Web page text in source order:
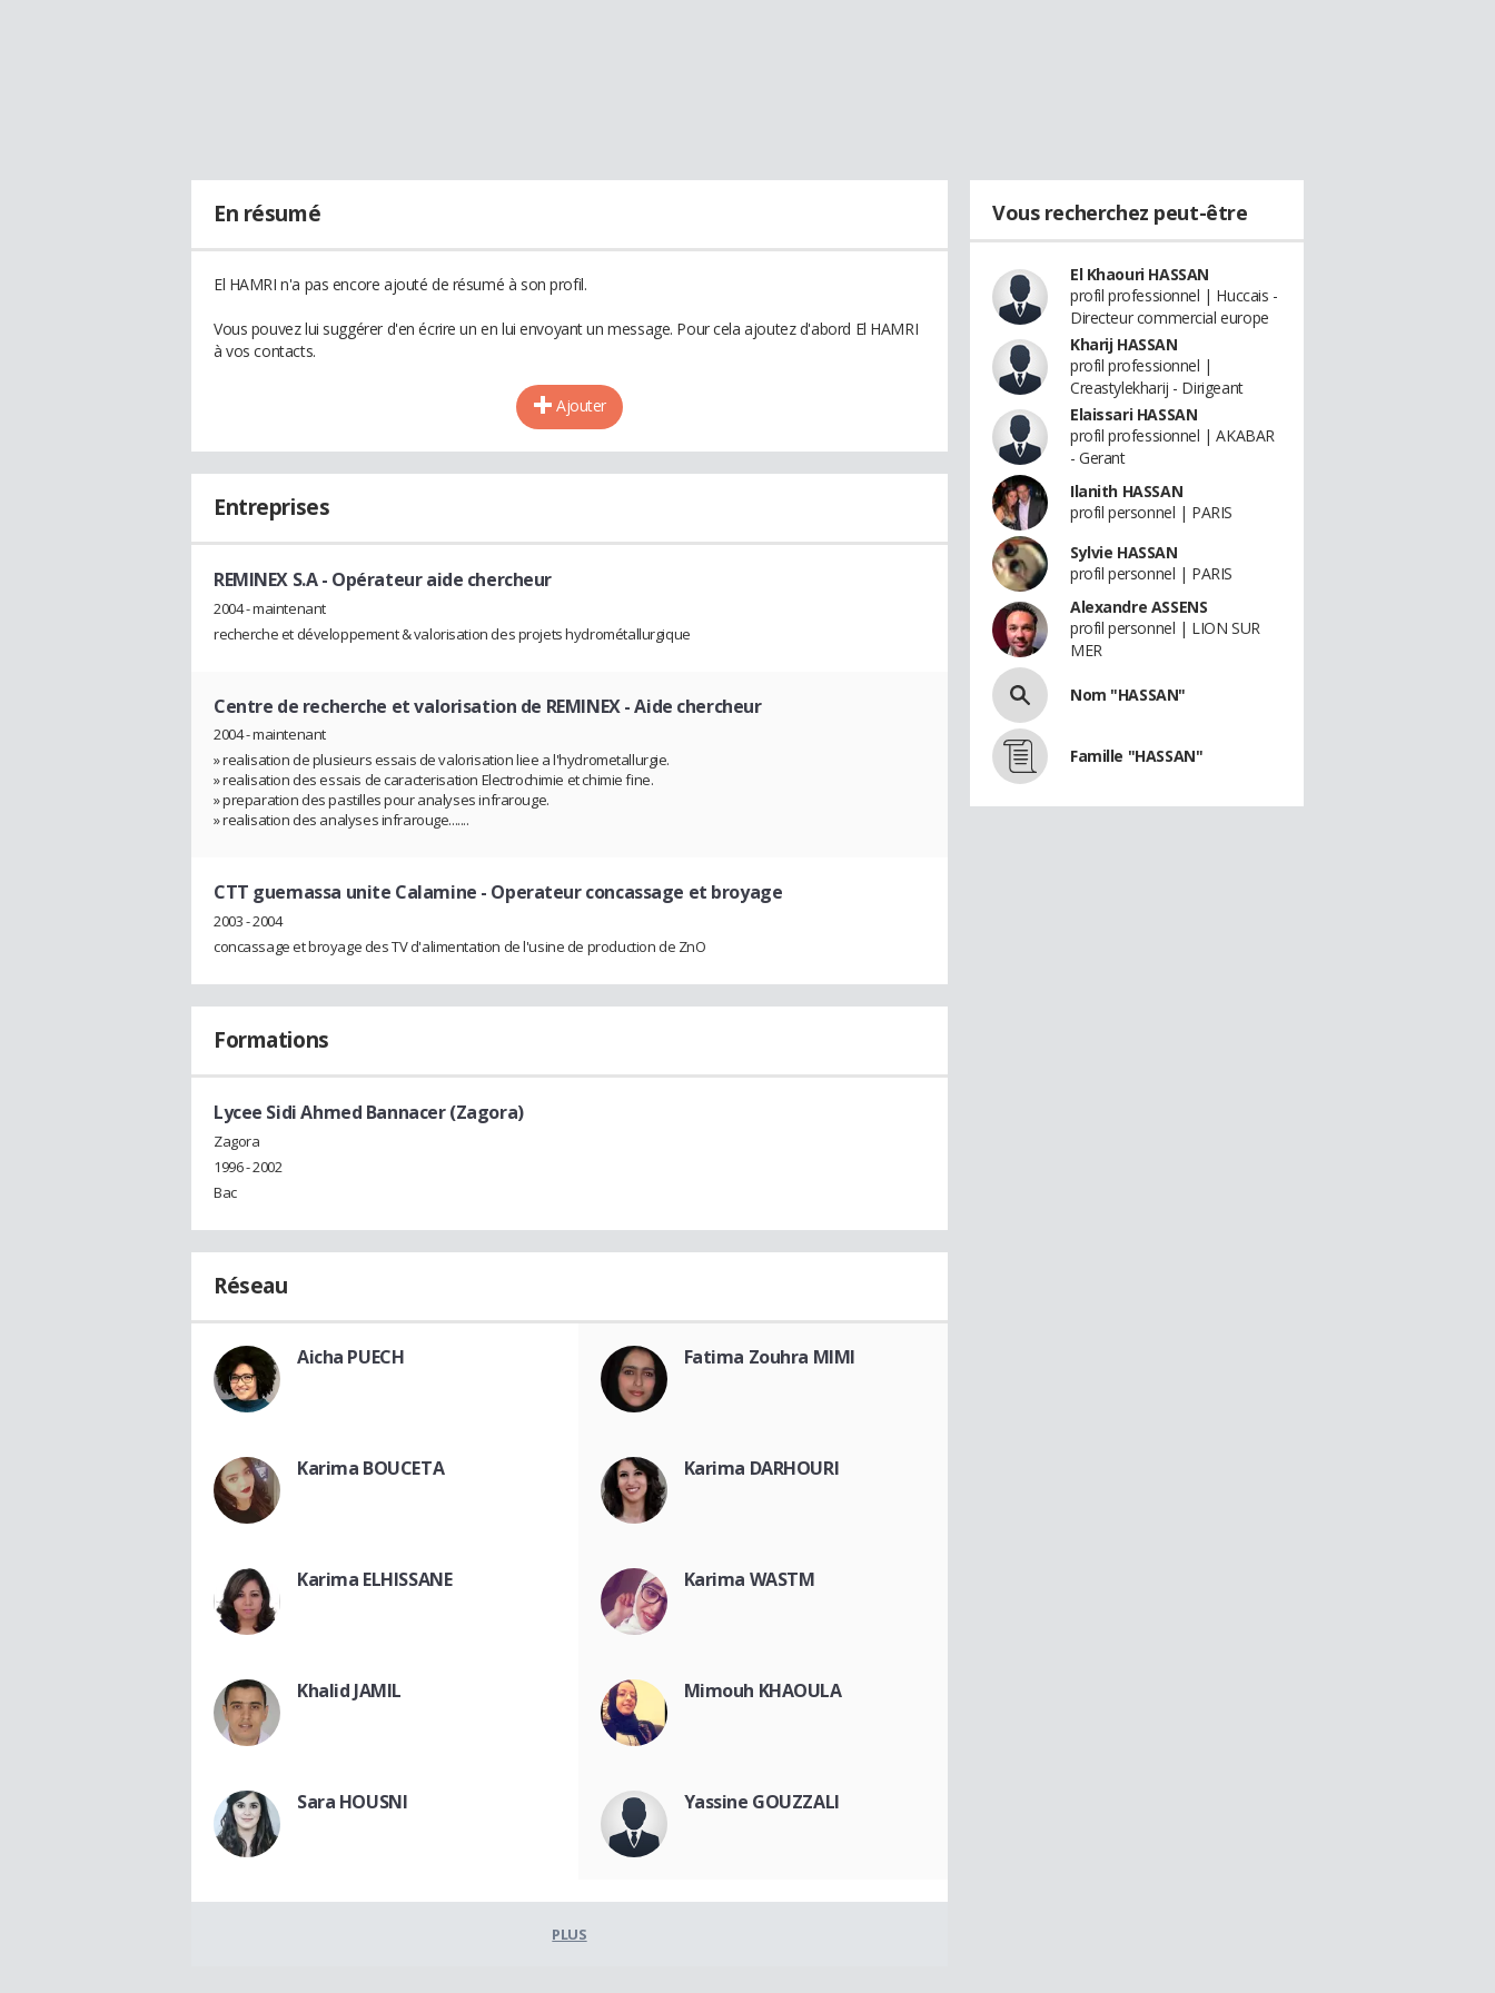
En résumé
El HAMRI n'a pas encore ajouté de résumé à son profil.
Vous pouvez lui suggérer d'en écrire un en lui envoyant un message. Pour cela ajoutez d'abord El HAMRI
à vos contacts.
Ajouter
Entreprises
REMINEX S.A- Opérateur aide chercheur
2004 - maintenant
recherche et développement & valorisation des projets hydrométallurgique
Centre de recherche et valorisation de REMINEX- Aide chercheur
2004 - maintenant
» realisation de plusieurs essais de valorisation liee a l'hydrometallurgie.
» realisation des essais de caracterisation Electrochimie et chimie fine.
» preparation des pastilles pour analyses infrarouge.
» realisation des analyses infrarouge.......
CTT guemassa unite Calamine - Operateur concassage et broyage
2003 - 2004
concassage et broyage des TV d'alimentation de l'usine de production de ZnO
Formations
Lycee Sidi Ahmed Bannacer (Zagora)
Zagora
1996 - 2002
Bac
Réseau
Aicha PUECH Fatima Zouhra MIMI
Karima BOUCETA Karima DARHOURI
Karima ELHISSANE Karima WASTM
Khalid JAMIL Mimouh KHAOULA
Sara HOUSNI Yassine GOUZZALI
PLUS
Vous recherchez peut-être
El Khaouri HASSAN
profil professionnel | Huccais -
Directeur commercial europe
Kharij HASSAN
profil professionnel |
Creastylekharij - Dirigeant
Elaissari HASSAN
profil professionnel | AKABAR
- Gerant
Ilanith HASSAN
profil personnel | PARIS
Sylvie HASSAN
profil personnel | PARIS
Alexandre ASSENS
profil personnel | LION SUR
MER
Nom "HASSAN"
Famille "HASSAN"